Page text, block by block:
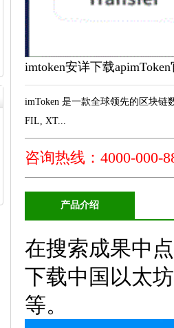
imtoken安详下载
imToken 是一款全球领先的区块链
FIL, XT...
咨询热线：4000-000-
产品介绍
在搜索成果中
下载中国以太
等。